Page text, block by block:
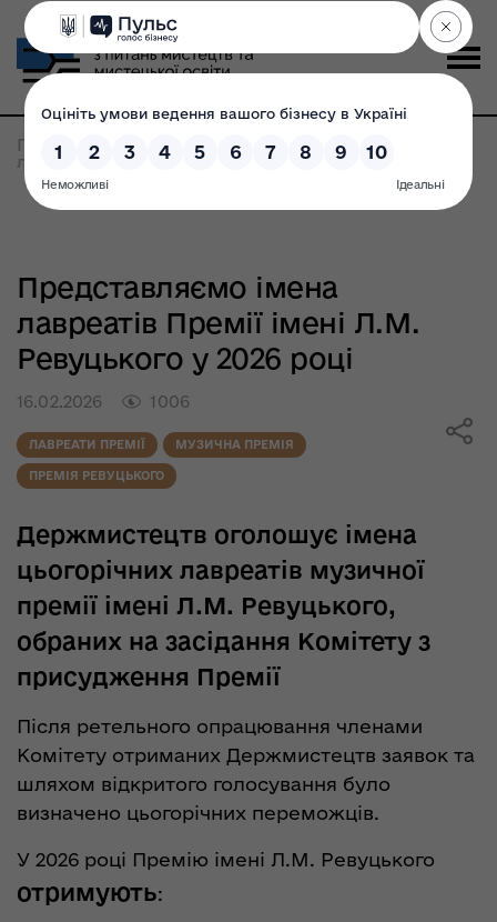
Головна Всі новини >
Представляємо імена
лавреатів Премії імені Л.М. Ревуцького у 2026 році
Представляємо імена
лавреатів Премії імені Л.М.
Ревуцького у 2026 році
16.02.2026 1006
ЛАВРЕАТИ ПРЕМІЇ МУЗИЧНА ПРЕМІЯ
ПРЕМІЯ РЕВУЦЬКОГО
Держмистецтв оголошує імена
цьогорічних лавреатів музичної
премії імені Л.М. Ревуцького,
обраних на засідання Комітету з
присудження Премії
Після ретельного опрацювання членами
Комітету отриманих Держмистецтв заявок та
шляхом відкритого голосування було
визначено цьогорічних переможців.
У 2026 році Премію імені Л.М. Ревуцького
отримують: